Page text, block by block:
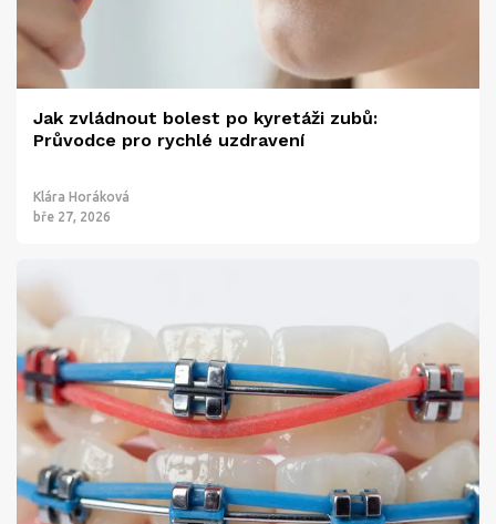
Jak zvládnout bolest po kyretáži zubů:
Průvodce pro rychlé uzdravení
Klára Horáková
bře 27, 2026